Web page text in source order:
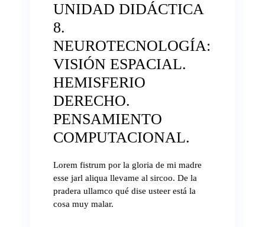
UNIDAD DIDÁCTICA
8.
NEUROTECNOLOGÍA:
VISIÓN ESPACIAL.
HEMISFERIO
DERECHO.
PENSAMIENTO
COMPUTACIONAL.
Lorem fistrum por la gloria de mi madre
esse jarl aliqua llevame al sircoo. De la
pradera ullamco qué dise usteer está la
cosa muy malar.